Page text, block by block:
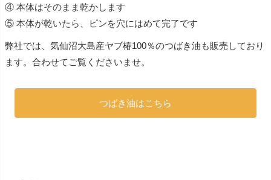
④ 本体はそのまま乾かします
⑤ 本体が乾いたら、ピンを穴にはめて完了です
弊社では、気仙沼大島産ヤブ椿100％のつばき油も販売しており
ます。合わせてご覧くださいませ。
つばき油はこちら